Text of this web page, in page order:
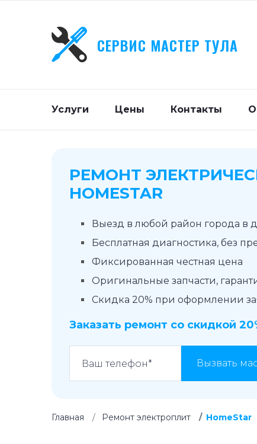
СЕРВИС МАСТЕР ТУЛА
Услуги Цены Контакты
РЕМОНТ
HOMESTAR
Выезд в любой район города в
Бесплатная диагностика, без
Фиксированная честная цена
Оригинальные запчасти,
Скидка 20% при оформлении
Заказать ремонт со скидкой
Вызвать
Главная Ремонт электроплит HomeStar